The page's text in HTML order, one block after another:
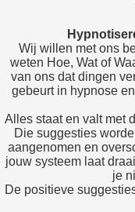
Wij willen met ons
weten Hoe, Wat of
van ons dat dingen
gebeurt in hypnose
Alles staat en valt met
Die suggesties
aangenomen en
jouw systeem laat
je
De positieve